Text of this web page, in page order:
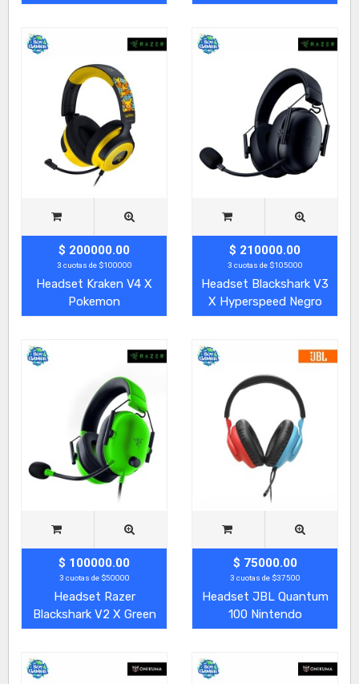
$ 200000.00
3 cuotas de $100000
Headset Kraken V4 X
Pokemon
$ 210000.00
3 cuotas de $105000
Headset Blackshark V3
X Hyperspeed Negro
$ 100000.00
3 cuotas de $50000
Headset Razer
Blackshark V2 X Green
$ 75000.00
3 cuotas de $37500
Headset JBL Quantum
100 Nintendo